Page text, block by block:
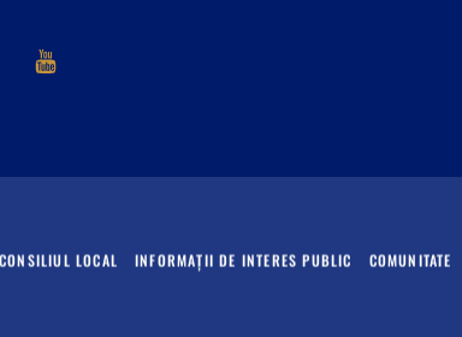
Facebook
CONSILIUL LOCAL INFORMAȚII DE INTERES PUBLIC COMUNITATE